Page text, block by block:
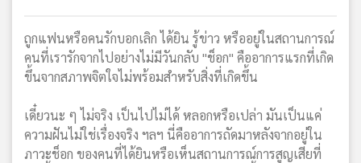
ถูกแฟนหรือคนรักบอกเลิก ได้ยิน รู้ข่าว หรืออยู่ในสถานการณ์
คนที่เรารักจากไปอย่างไม่มีวันกลับ "ช็อก" คืออาการแรกที่เกิด
ขึ้นจากสภาพจิตใจไม่พร้อมสำหรับสิ่งที่เกิดขึ้น
เดี๋ยวนะ ๆ ไม่จริง เป็นไปไม่ได้ หลอกหรือเปล่า มันเป็นแค่
ความฝันไม่ใช่เรื่องจริง ฯลฯ นี่คืออาการถัดมาหลังจากอยู่ใน
ภาวะช็อก ของคนที่ได้ยินหรือเห็นสถานการณ์การสูญเสียที่